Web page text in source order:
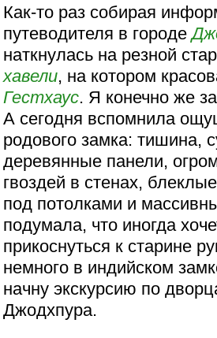
Как-то раз собирая
путеводителя в городе
наткнулась на резной
хавели, на котором
Гестхаус. Я конечно же
А сегодня вспомнила
родового замка: тишина,
деревянные панели,
гвоздей в стенах,
под потолками и
подумала, что иногда
прикоснуться к старине
немного в индийском
начну экскурсию по
Джодхпура.